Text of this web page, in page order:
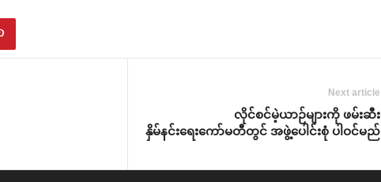
Next article
လိုင်စင်မဲ့ယာဉ်များကို ဖမ်းဆီး
နှိမ်နင်း‌ရေး‌ကော်မတီတွင် အဖွဲ့‌ပေါင်းစုံ ပါဝင်မည်